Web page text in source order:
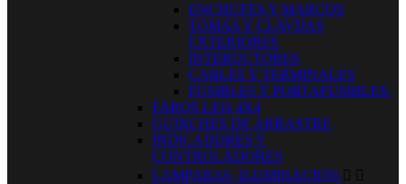
ENCHUFES Y MARCOS
TOMAS Y CLAVIJAS
EXTERIORES
INTERUCTORES
CABLES Y TERMINALES
FUSIBLES Y PORTAFUSIBLES.
FAROS LED 4X4
GUINCHES DE ARRASTRE
INDICADORES Y
CONTROLADORES
LAMPARAS, ILUMINACION  